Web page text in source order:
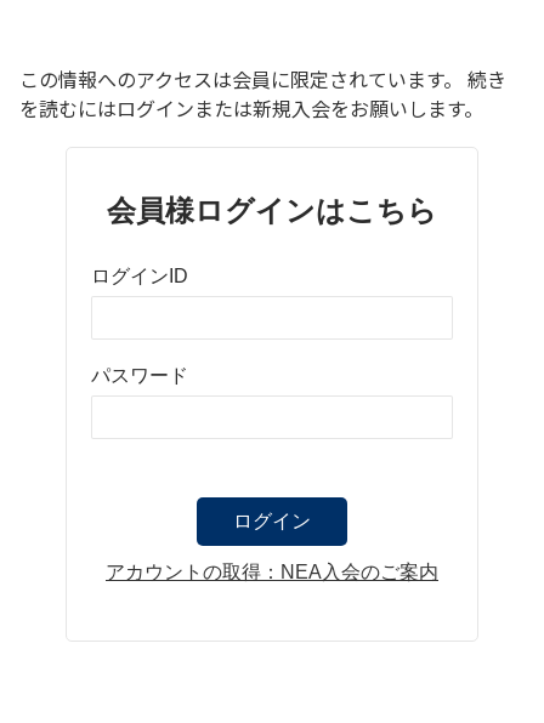
この情報へのアクセスは会員に限定されています。 続き
を読むにはログインまたは新規入会をお願いします。
会員様ログインはこちら
ログインID
パスワード
アカウントの取得：NEA入会のご案内